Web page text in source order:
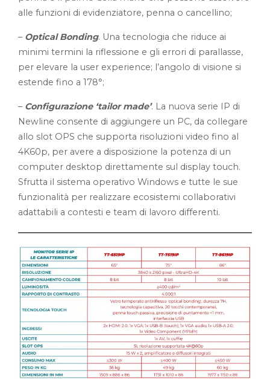
alle funzioni di evidenziatore, penna o cancellino;
– Optical Bonding. Una tecnologia che riduce ai
minimi termini la riflessione e gli errori di parallasse,
per elevare la user experience; l’angolo di visione si
estende fino a 178°;
– Configurazione ‘tailor made’. La nuova serie IP di
Newline consente di aggiungere un PC, da collegare
allo slot OPS che supporta risoluzioni video fino al
4K60p, per avere a disposizione la potenza di un
computer desktop direttamente sul display touch.
Sfrutta il sistema operativo Windows e tutte le sue
funzionalità per realizzare ecosistemi collaborativi
adattabili a contesti e team di lavoro differenti.